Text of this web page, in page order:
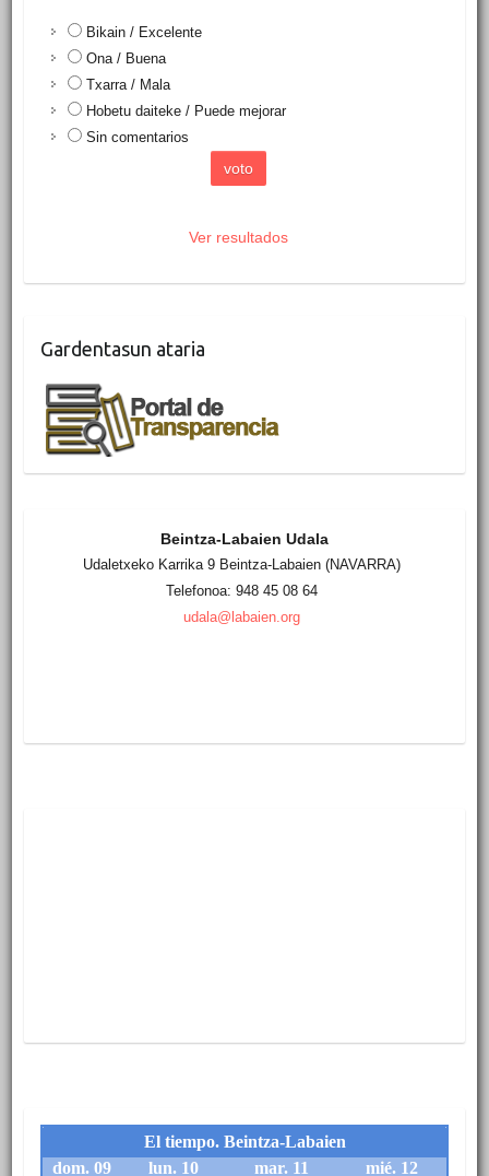
Bikain / Excelente
Ona / Buena
Txarra / Mala
Hobetu daiteke / Puede mejorar
Sin comentarios
Ver resultados
Gardentasun ataria
Beintza-Labaien Udala
Udaletxeko Karrika 9 Beintza-Labaien (NAVARRA)
Telefonoa: 948 45 08 64
udala@labaien.org